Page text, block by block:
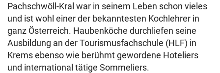
Pachschwöll-Kral war in seinem Leben schon vieles
und ist wohl einer der bekanntesten Kochlehrer in
ganz Österreich. Haubenköche durchliefen seine
Ausbildung an der Tourismusfachschule (HLF) in
Krems ebenso wie berühmt gewordene Hoteliers
und international tätige Sommeliers.